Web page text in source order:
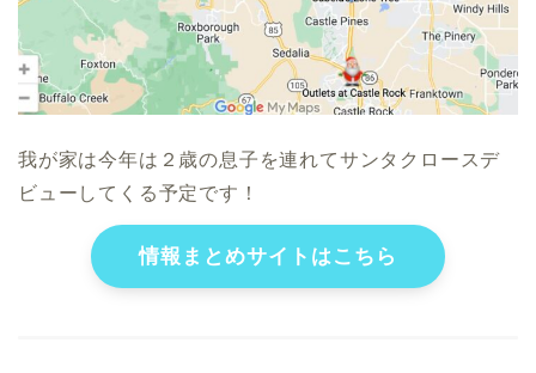
我が家は今年は２歳の息子を連れてサンタクロースデ
ビューしてくる予定です！
情報まとめサイトはこちら